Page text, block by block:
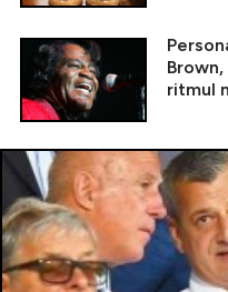
ritmul